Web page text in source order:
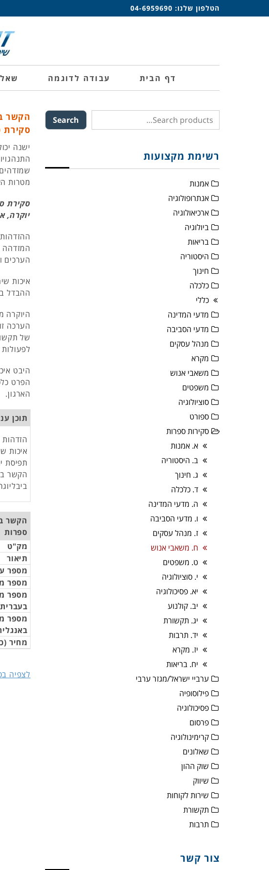
הטלפון שלנו: 04-6959690
דף הבית עבודה לדוגמה
הקשר
סקירת
ישנה
מטרות
סקירת
יוקרה,
המזדהה
הערכים
איכות
ההבדל
היוקרה
הערכה
של
היבט
הפרט
הארגון.
תוכן
הזדהות
איכות
תפיסת
הקשר
הקשר
ספרות
מק"ט
תיאור
מספר
מספר
מספר
בעברית
מספר
מחיר
לצפיה
Search
רשימת מקצועות
אמנות
אנתרופולוגיה
ארכיאולוגיה
ביולוגיה
בריאות
היסטוריה
חינוך
כלכלה
כללי
מדעי המדינה
מדעי הסביבה
מנהל עסקים
מקרא
משאבי אנוש
משפטים
סוציולוגיה
ספורט
סקירות ספרות
א. אמנות
ב. היסטוריה
ג. חינוך
ד. כלכלה
ה. מדעי המדינה
ו. מדעי הסביבה
ז. מנהל עסקים
ח. משאבי אנוש
ט. משפטים
י. סוציולוגיה
יא. פסיכולוגיה
יב. קולנוע
יג. תקשורת
יד. תרבות
יז. מקרא
יח. בריאות
ערביי ישראל/מגזר ערבי
פילוסופיה
פסיכולוגיה
פרסום
קרימינולוגיה
שאלונים
שוק ההון
שיווק
שירות לקוחות
תקשורת
תרבות
צור קשר